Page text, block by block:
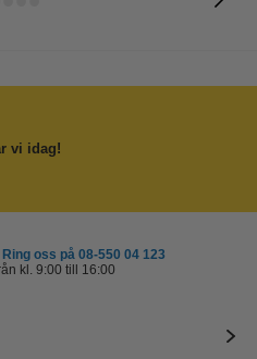
vi idag!
oss på 08-550 04 123
kl. 9:00 till 16:00